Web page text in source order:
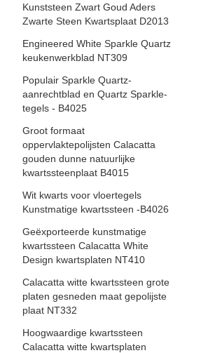
Kunststeen Zwart Goud Aders
Zwarte Steen Kwartsplaat D2013
Engineered White Sparkle Quartz
keukenwerkblad NT309
Populair Sparkle Quartz-
aanrechtblad en Quartz Sparkle-
tegels - B4025
Groot formaat
oppervlaktepolijsten Calacatta
gouden dunne natuurlijke
kwartssteenplaat B4015
Wit kwarts voor vloertegels
Kunstmatige kwartssteen -B4026
Geëxporteerde kunstmatige
kwartssteen Calacatta White
Design kwartsplaten NT410
Calacatta witte kwartssteen grote
platen gesneden maat gepolijste
plaat NT332
Hoogwaardige kwartssteen
Calacatta witte kwartsplaten